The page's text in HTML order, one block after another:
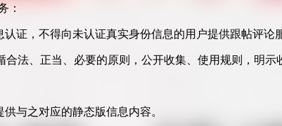
：
证，不得向未认证真实身份信息的用户提供跟帖评论
法、正当、必要的原则，公开收集、使用规则，明
与之对应的静态版信息内容。